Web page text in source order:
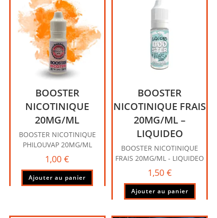
BOOSTER
NICOTINIQUE
20MG/ML
BOOSTER NICOTINIQUE
PHILOUVAP 20MG/ML
1,00€
Ajouter au panier
BOOSTER
NICOTINIQUE FRAIS
20MG/ML –
LIQUIDEO
BOOSTER NICOTINIQUE
FRAIS 20MG/ML - LIQUIDEO
1,50 €
Ajouter au panier